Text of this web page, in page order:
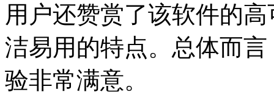
用户还赞赏了该软件的
洁易用的特点。总体而
验非常满意。